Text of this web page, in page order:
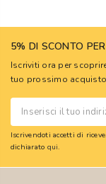
5% DI SCONTO
Iscriviti ora per
tuo prossimo
Iscrivendoti accetti di
dichiarato qui.